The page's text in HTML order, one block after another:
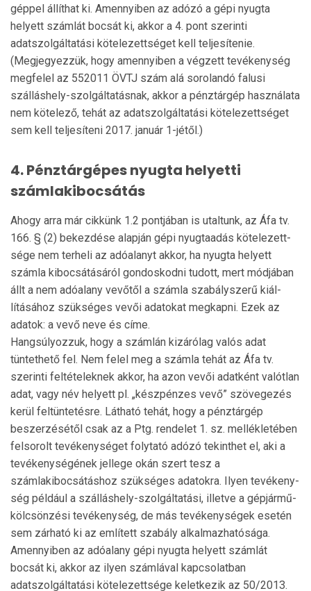
géppel állíthat ki. Amennyiben az adózó a gépi nyugta
helyett számlát bocsát ki, akkor a 4. pont szerinti
adatszolgáltatási kötelezettséget kell teljesítenie.
(Megjegyez­zük, hogy amennyiben a végzett tevékenység
megfelel az 552011 ÖVTJ szám alá sorolandó falusi
szálláshely-szol­gáltatásnak, akkor a pénztárgép használata
nem kö­telező, tehát az adatszolgáltatási kötelezettséget
sem kell teljesíteni 2017. január 1-jétől.)
4. Pénztárgépes nyugta helyetti
számlakibocsátás
Ahogy arra már cikkünk 1.2 pontjában is utaltunk, az Áfa tv.
166. § (2) bekezdése alapján gépi nyugtaadás kötelezett­
sége nem terheli az adóalanyt akkor, ha nyugta helyett
szám­la kibocsátásáról gondoskodni tudott, mert módjá­ban
állt a nem adóalany vevőtől a számla szabályszerű kiál­
lításához szükséges vevői adatokat megkapni. Ezek az
adatok: a vevő neve és címe.
Hangsúlyozzuk, hogy a számlán kizárólag valós adat
tüntethető fel. Nem felel meg a számla tehát az Áfa tv.
szerinti feltételeknek akkor, ha azon vevői adatként valótlan
adat, vagy név helyett pl. „készpénzes ve­vő” szövegezés
kerül feltüntetésre. Látható tehát, hogy a pénztárgép
beszerzésétől csak az a Ptg. rendelet 1. sz. mellékletében
felsorolt tevékenységet folytató adózó tekinthet el, aki a
tevékenységének jellege okán szert tesz a
számlakibocsátáshoz szükséges adatokra. Ilyen tevé­keny­
ség például a szálláshely-szolgáltatási, illetve a gépjármű-
kölcsönzési tevékenység, de más tevékenységek esetén
sem zárható ki az említett szabály alkalmazhatósága.
Amennyiben az adóalany gépi nyugta helyett számlát
bocsát ki, akkor az ilyen számlával kapcsolatban
adatszolgáltatási kötelezettsége keletkezik az 50/2013.